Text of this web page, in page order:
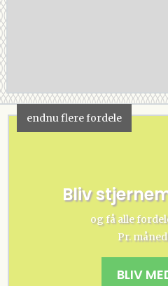
endnu flere fordele
Bliv
og få alle
Pr.
BLIV